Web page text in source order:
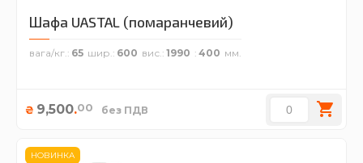
Шафа UASTAL (помаранчевий)
вага/кг. 65 шир. 600 вис. 1990 400
₴ 9,500.00 без ПДВ
НОВИНКА